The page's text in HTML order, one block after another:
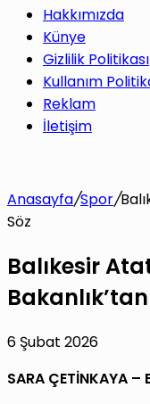
Hakkımızda
Künye
Gizlilik Politikası
Kullanım
Reklam
İletişim
Anasayfa/Spor/
Söz
Balıkesir
6 Şubat 2026
SARA ÇETİNKAYA –